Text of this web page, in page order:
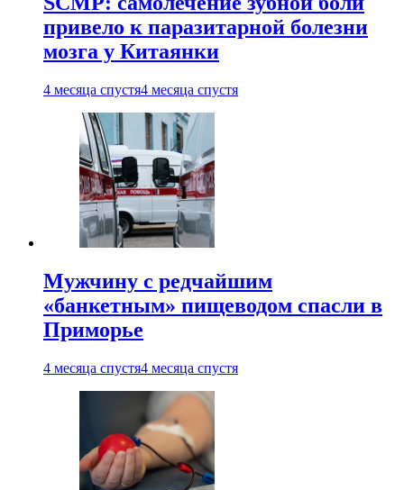
привело к паразитарной болезни
мозга у Китаянки
4 месяца спустя4 месяца спустя
Мужчину с редчайшим
«банкетным» пищеводом спасли в
Приморье
4 месяца спустя4 месяца спустя